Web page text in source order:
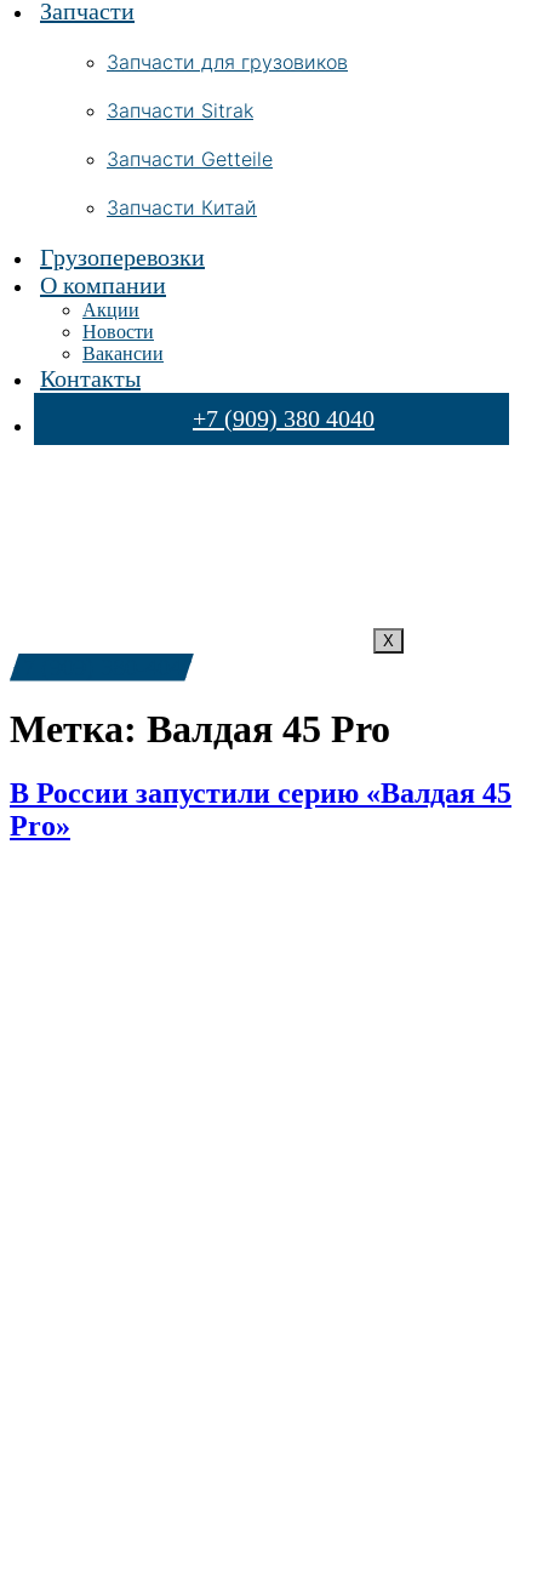
Запчасти
Запчасти для грузовиков
Запчасти Sitrak
Запчасти Getteile
Запчасти Китай
Грузоперевозки
О компании
Акции
Новости
Вакансии
Контакты
+7 (909) 380 4040
X
+7 (909) 380-4040
Метка: Валдая 45 Pro
В России запустили серию «Валдая 45
Pro»